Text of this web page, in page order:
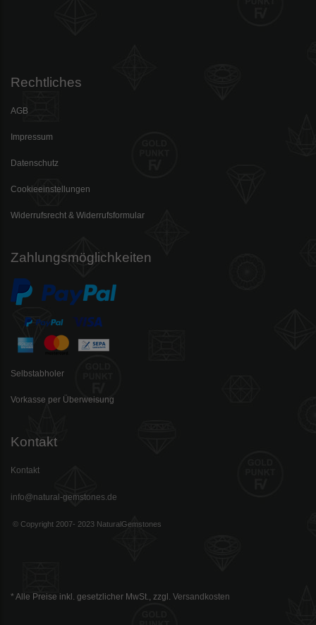
Rechtliches
AGB
Impressum
Datenschutz
Cookieeinstellungen
Widerrufsrecht & Widerrufsformular
Zahlungsmöglichkeiten
Selbstabholer
Vorkasse per Überweisung
Kontakt
Kontakt
info@natural-gemstones.de
© Copyright 2007- 2023 NaturalGemstones
* Alle Preise inkl. gesetzlicher MwSt., zzgl. Versandkosten